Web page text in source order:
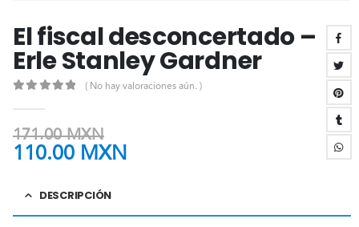
El fiscal desconcertado –
Erle Stanley Gardner
( No hay valoraciones aún. )
171.00MXN
110.00 MXN
DESCRIPCIÓN